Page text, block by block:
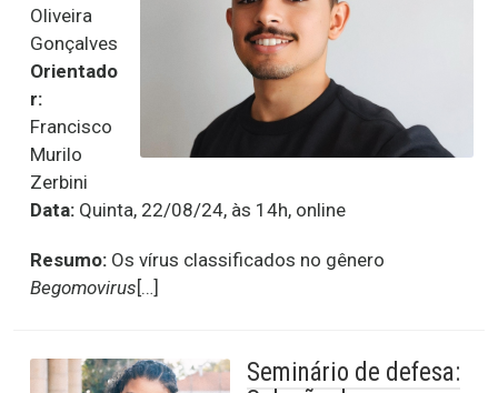
Oliveira
Gonçalves
Orientado
r:
Francisco
Murilo
Zerbini
Data: Quinta, 22/08/24, às 14h, online
Resumo: Os vírus classificados no gênero
Begomovirus […]
Seminário de defesa: